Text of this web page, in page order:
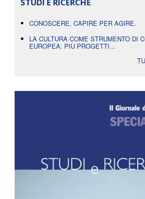
STUDI E RICERCHE
CONOSCERE, CAPIRE PER AGIRE.
LA CULTURA COME STRUMENTO DI
EUROPEA: PIÙ PROGETTI...